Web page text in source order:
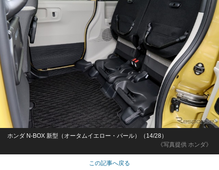
《写真提供 ホンダ》
ホンダ N-BOX 新型（オータムイエロー・パール）（14/28）
この記事へ戻る